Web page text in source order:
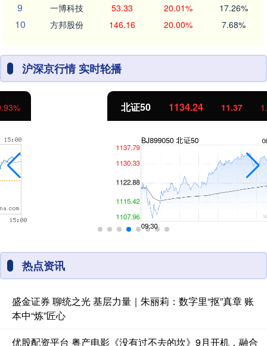
9 一博科技 53.33 20.01% 17.26%
10 方邦股份 146.16 20.00% 7.68%
沪深京行情 实时轮播
1134.24 11.37 1.01%
热点资讯
盛金证券 聊统之光 基层力量｜朱丽莉：数字里“抠”真章 账
本中“炼”匠心
优股配资平台 粤产电影《没有过不去的坎》9月开机，融合